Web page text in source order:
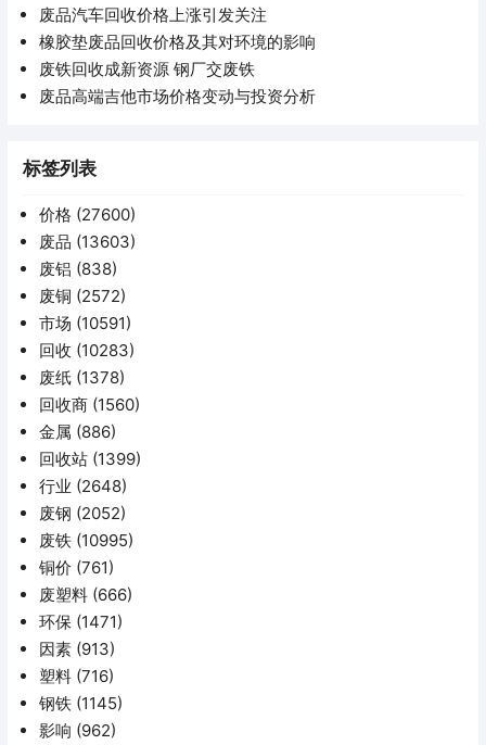
废品汽车回收价格上涨引发关注
橡胶垫废品回收价格及其对环境的影响
废铁回收成新资源 钢厂交废铁
废品高端吉他市场价格变动与投资分析
标签列表
价格 (27600)
废品 (13603)
废铝 (838)
废铜 (2572)
市场 (10591)
回收 (10283)
废纸 (1378)
回收商 (1560)
金属 (886)
回收站 (1399)
行业 (2648)
废钢 (2052)
废铁 (10995)
铜价 (761)
废塑料 (666)
环保 (1471)
因素 (913)
塑料 (716)
钢铁 (1145)
影响 (962)